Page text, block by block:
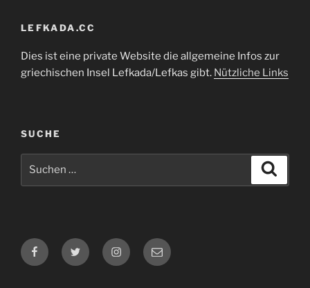
LEFKADA.CC
Dies ist eine private Website die allgemeine Infos zur
griechischen Insel Lefkada/Lefkas gibt. Nützliche Links
SUCHE
FacebookTwitter Instagram
E-
Mail